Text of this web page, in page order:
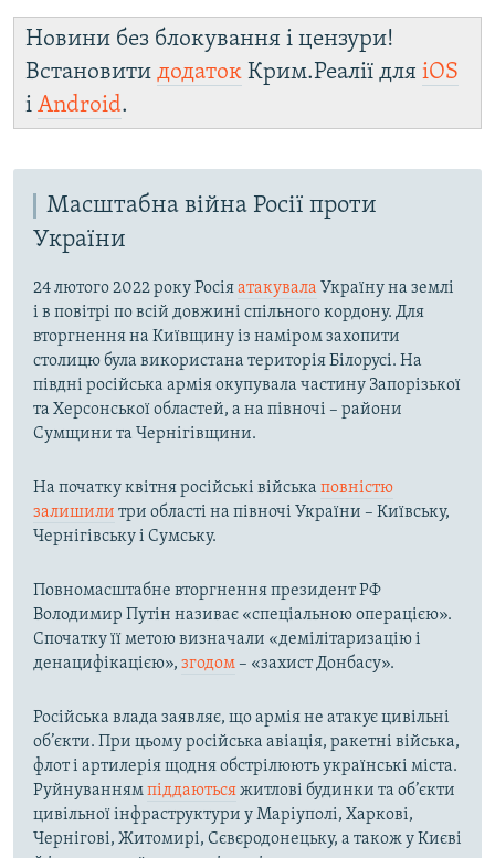
Новини без блокування і цензури!
Встановити додаток Крим.Реалії для iOS
і Android.
Масштабна війна Росії проти
України
24 лютого 2022 року Росіяатакувала Україну на землі
і в повітрі по всій довжині спільного кордону. Для
вторгнення на Київщину із наміром захопити
столицю була використана територія Білорусі. На
півдні російська армія окупувала частину Запорізької
та Херсонської областей, а на півночі – райони
Сумщини та Чернігівщини.
На початку квітня російські війська повністю
залишили три області на півночі України – Київську,
Чернігівську і Сумську.
Повномасштабне вторгнення президент РФ
Володимир Путін називає «спеціальною операцією».
Спочатку її метою визначали «демілітаризацію і
денацифікацією», згодом– «захист Донбасу».
Російська влада заявляє, що армія не атакує цивільні
об’єкти. При цьому російська авіація, ракетні війська,
флот і артилерія щодня обстрілюють українські міста.
Руйнуваннямпіддаютьсяжитлові будинки та об’єкти
цивільної інфраструктури у Маріуполі, Харкові,
Чернігові, Житомирі, Сєвєродонецьку, а також у Києві